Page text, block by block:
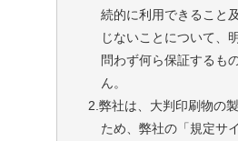
続的に利用できること
じないことについて、
問わず何ら保証するも
ん。
2.弊社は、大判印刷物の
ため、弊社の「規定サ